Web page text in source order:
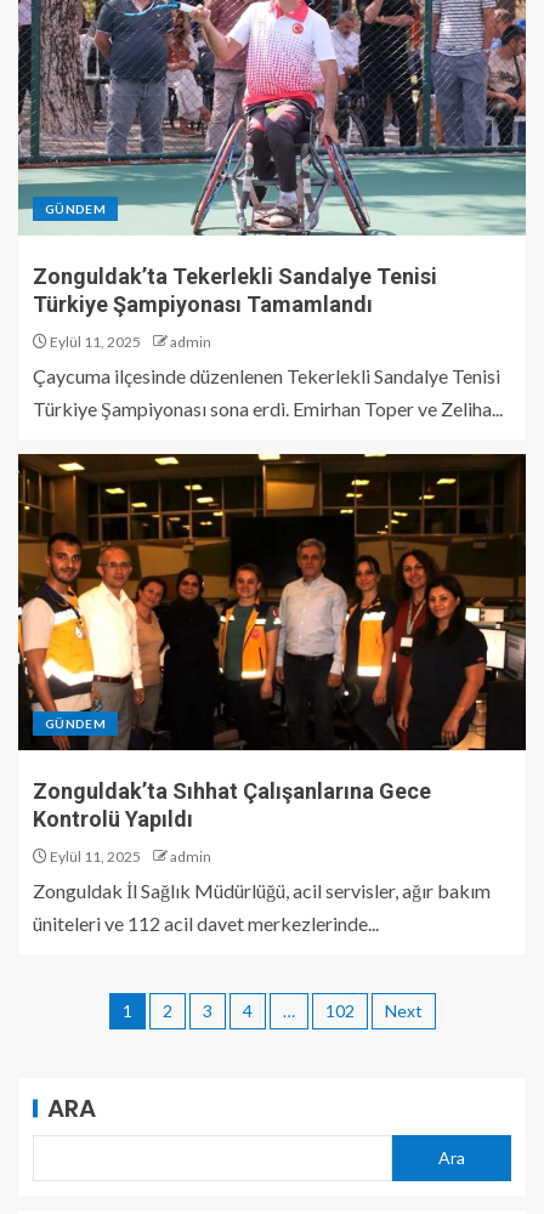
GÜNDEM
Zonguldak’ta Tekerlekli Sandalye Tenisi
Türkiye Şampiyonası Tamamlandı
Eylül 11, 2025 admin
Çaycuma ilçesinde düzenlenen Tekerlekli Sandalye Tenisi
Türkiye Şampiyonası sona erdi. Emirhan Toper ve Zeliha...
GÜNDEM
Zonguldak’ta Sıhhat Çalışanlarına Gece
Kontrolü Yapıldı
Eylül 11, 2025 admin
Zonguldak İl Sağlık Müdürlüğü, acil servisler, ağır bakım
üniteleri ve 112 acil davet merkezlerinde...
1 2 3 4 … 102 Next
ARA
Ara